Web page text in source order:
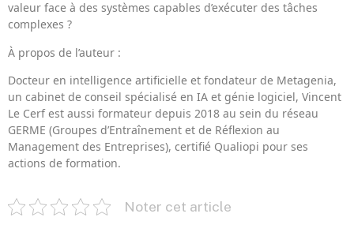
valeur face à des systèmes capables d’exécuter des tâches
complexes ?
À propos de l’auteur :
Docteur en intelligence artificielle et fondateur de Metagenia,
un cabinet de conseil spécialisé en IA et génie logiciel, Vincent
Le Cerf est aussi formateur depuis 2018 au sein du réseau
GERME (Groupes d’Entraînement et de Réflexion au
Management des Entreprises), certifié Qualiopi pour ses
actions de formation.
Noter cet article